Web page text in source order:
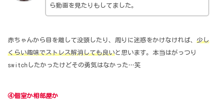
ら動画を見たりもしてました。
赤ちゃんから目を離して没頭したり、周りに迷惑をかけなければ、 少し
くらい趣味でストレス解消しても良いと思います。本当はがっつり
switchしたかったけどその勇気はなかった…笑
④個室か相部屋か